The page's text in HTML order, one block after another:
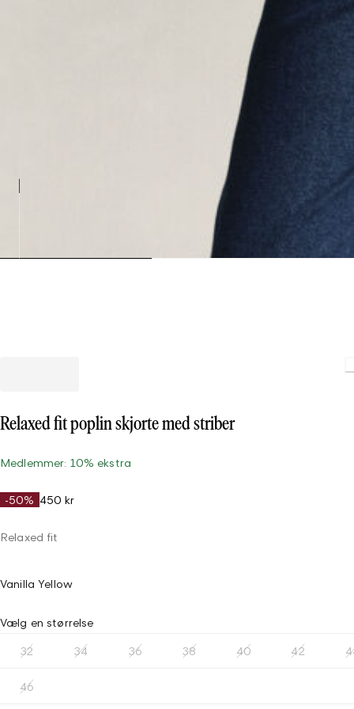
Relaxed fit poplin skjorte med striber
Medlemmer: 10% ekstra
-50% 450 kr
Relaxed fit
Vanilla Yellow
Vælg en størrelse
32 34 36 38 40 42
46